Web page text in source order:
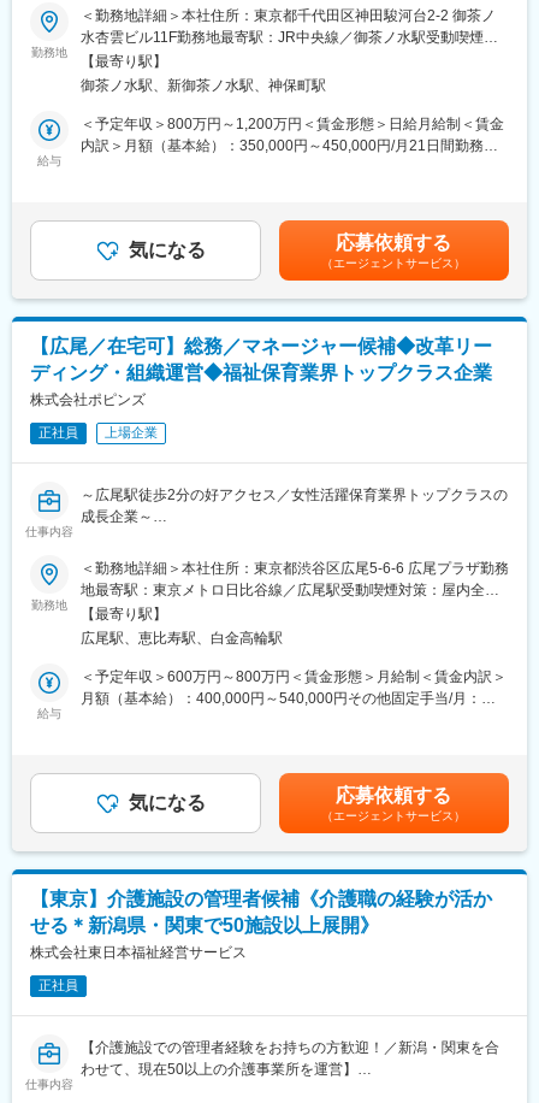
ケア21の有料老人ホームは、お一人おひとりの生活を尊重しなが
ら、安心と快適さを両立した住環境の提供を目指しています。
■ポジションの魅力
複数施設の運営や管理職育成に携わることで、より高い視座と経
営視点を身につけることができます
課長として担当エリア全体を見渡しながら、各施設の課題解決や
サービス品質向上をリードしていただきます
◇安定した経営基盤
東証スタンダード上場企業として全国規模で事業展開を行ってお
り、業界内でも高い知名度と安定した事業基盤があります
■求める人物像
・受け身ではなく自ら考えて行動できる方
・現場改善や組織づくりにやりがいを感じる方
・より大きな裁量を持ちキャリアアップしたい方
■募集背景／お任せしたいこと
2024年4月に東証スタンダード市場へ上場した当社は、介護事
業・不動産事業を軸に成長を続けています。今後の新規拠点展開
や事業拡大、将来的なM&Aも見据え、経理部門のさらなる強化を
進めています。
現在は決算・開示対応に加え、会計システム刷新や業務効率化、
決算・開示業務を統括するだけでなく、業務改革や組織づくりを
推進しながら、経営層と連携して財務・会計面から事業成長を支
経理部長候補として、決算・開示業務の統括から組織マネジメン
ト、経営支援まで幅広くお任せします。
■業務詳細
・月次・四半期・年次決算業務の統括
・有価証券報告書、決算短信等の開示資料作成・レビュー
・監査法人、税理士等の外部関係者対応
・予算策定、予実管理および経営分析
・M&A、新規事業、資本政策に関する検討支援
・J-SOXを含む内部統制の整備・運用
・会計システム刷新、決算早期化、業務改善プロジェクトの推進
経営陣との距離が近く、経営判断に関わるテーマにも携わること
ができます。上場企業の経理責任者として、裁量を持ちながら組
織づくりや業務改革を推進できる環境です
■組織体制
経理財務グループは8名体制です。（部長 ／グループ長1名 ／サブ
■働き方
2026年8月よりフレックスタイム制を導入予定。さらに、リモー
トワーク制度も整備を進めており、週1回程度の在宅勤務が可能で
す。経理部門として決算期には業務が集中する場面もあります
が、通常時の残業時間は月平均30時間程度。業務効率化や会計シ
ステムの刷新にも取り組んでおり、より働きやすい環境づくりを
推進しています
勤務地
＜勤務地詳細＞本社住所：東京都千代田区神田駿河台2-2 御茶ノ
水杏雲ビル11F勤務地最寄駅：JR中央線／御茶ノ水駅受動喫煙対
策：屋内喫煙可能場所あり変更の範囲：会社の定める事業所（リ
モートワーク含む）
【最寄り駅】
御茶ノ水駅、新御茶ノ水駅、神保町駅
給与
＜予定年収＞800万円～1,200万円＜賃金形態＞日給月給制＜賃金
内訳＞月額（基本給）：350,000円～450,000円/月21日間勤務想
12月）賃金はあくまでも目安の金額であり、選考を通じて上下す
る可能性があります。月給(月額)は固定手当を含めた表記です。
気になる 応募依頼する
（エージェントサービス）
【広尾／在宅可】総務／マネージャー候補◆改革リー
ディング・組織運営◆福祉保育業界トップクラス企業
株式会社ポピンズ
正社員 上場企業
仕事内容
～広尾駅徒歩2分の好アクセス／女性活躍保育業界トップクラスの
成長企業～
■業務内容：
本社、支社及び全社の総務業務全般の改革リーディングと組織運
営になります。
従業員が快適に職務を遂行できる職場環境の提供を目指し、適切
な管理と効率的な仕事の運営を担って頂きます。
■具体的な業務：
・オフィス・社宅の賃貸契約 等
〇社内外イベントの企画・運営
・社内全体会議の企画・運営
・株主総会対応 ※株式事務含む
〇その他庶務業務
・郵便・宅配便の管理
・社用車・社内施設の管理・運用
・社外からの問い合わせ対応
勤務地
＜勤務地詳細＞本社住所：東京都渋谷区広尾5-6-6 広尾プラザ勤務
地最寄駅：東京メトロ日比谷線／広尾駅受動喫煙対策：屋内全面
禁煙変更の範囲：会社の定める事業所（リモートワーク含む）
【最寄り駅】
広尾駅、恵比寿駅、白金高輪駅
給与
＜予定年収＞600万円～800万円＜賃金形態＞月給制＜賃金内訳＞
月額（基本給）：400,000円～540,000円その他固定手当/月：
価では2.8カ月）※試用期間中は査定期間に含まれません賃金はあ
くまでも目安の金額であり、選考を通じて上下する可能性があり
ます。月給(月額)は固定手当を含めた表記です。
気になる 応募依頼する
（エージェントサービス）
【東京】介護施設の管理者候補《介護職の経験が活か
せる＊新潟県・関東で50施設以上展開》
株式会社東日本福祉経営サービス
正社員
仕事内容
【介護施設での管理者経験をお持ちの方歓迎！／新潟・関東を合
わせて、現在50以上の介護事業所を運営】